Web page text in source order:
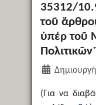
35312/
τοῦ
ὑπέρ τοῦ
(Για να